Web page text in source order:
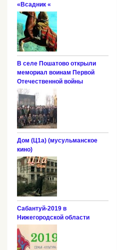
«Всадник «
В селе Пошатово открыли
мемориал воинам Первой
Отечественной войны
Дом (Ц1а) (мусульманское
кино)
Сабантуй-2019 в
Нижегородской области